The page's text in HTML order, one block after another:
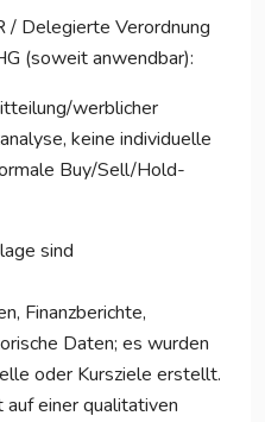
Delegierte Verordnung
(soweit anwendbar):
werblicher
keine individuelle
Buy/Sell/Hold-
sind
Finanzberichte,
Daten; es wurden
oder Kursziele erstellt.
einer qualitativen